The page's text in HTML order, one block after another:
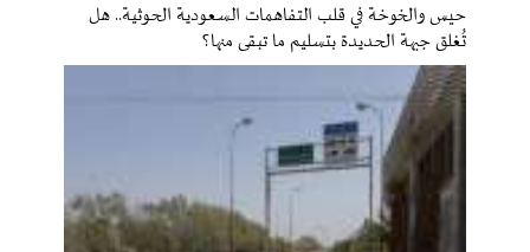
حيس والخوخة في قلب التفاهمات السعودية الحوثية.. هل
تُغلق جبهة الحديدة بتسليم ما تبقى منها؟